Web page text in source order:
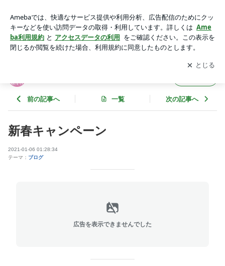
アプリをダウンロードして ブログの更新通知
を受け取りまし
ょう。
開く
前の記事へ 一覧 次の記事へ
新春キャンペーン
2021-01-06 01:28:34
テーマ： ブログ
広告を表示できませんでした